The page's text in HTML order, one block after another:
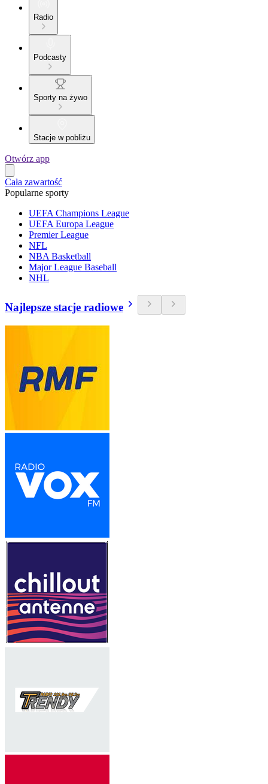
Radio
Podcasty
Sporty na żywo
Stacje w pobliżu
Otwórz app
Cała zawartość
Popularne sporty
UEFA Champions League
UEFA Europa League
Premier League
NFL
NBA Basketball
Major League Baseball
NHL
Najlepsze stacje radiowe